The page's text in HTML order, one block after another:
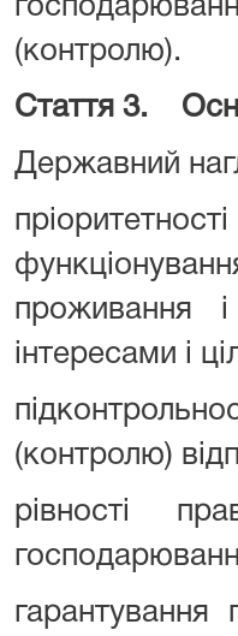
(контролю).
Стаття 3.
Державний
проживання
інтересами і
(контролю)
рівності
гарантування